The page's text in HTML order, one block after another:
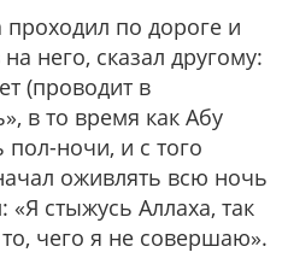
проходил по дороге и
него, сказал другому:
(проводит в
в то время как Абу
ночи, и с того
оживлять всю ночь
: «Я стыжусь Аллаха, так
чего я не совершаю».